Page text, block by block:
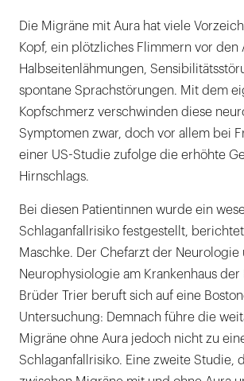
Die Migräne mit Aura hat viele
Kopf, ein plötzliches Flimmern vor den
Halbseitenlähmungen,
spontane Sprachstörungen. Mit dem
Kopfschmerz verschwinden diese
Symptomen zwar, doch vor allem bei
einer US-Studie zufolge die erhöhte
Hirnschlags.
Bei diesen Patientinnen wurde ein
Schlaganfallrisiko festgestellt,
Maschke. Der Chefarzt der Neurologie
Neurophysiologie am Krankenhaus
Brüder Trier beruft sich auf eine
Untersuchung: Demnach führe die
Migräne ohne Aura jedoch nicht zu
Schlaganfallrisiko. Eine zweite Studie,